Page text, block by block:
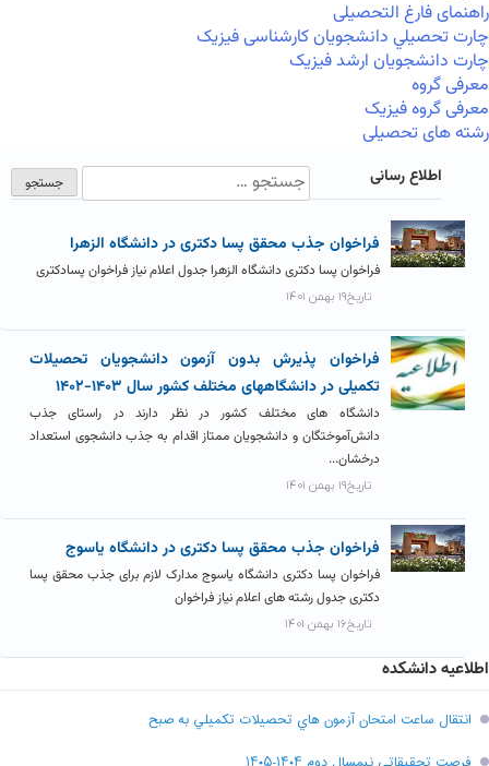
راهنمای فارغ التحصیلی
چارت تحصيلي دانشجویان کارشناسی فیزیک
چارت دانشجویان ارشد فیزیک
معرفی گروه
معرفی گروه فیزیک
رشته های تحصیلی
اطلاع رسانی
فراخوان جذب محقق پسا دکتری در دانشگاه الزهرا
فراخوان پسا دکتری دانشگاه الزهرا جدول اعلام نیاز فراخوان پسادکتری
تاریخ۱۹ بهمن ۱۴۰۱
فراخوان پذیرش بدون آزمون دانشجویان تحصیلات
تکمیلی در دانشگاههای مختلف کشور سال ۱۴۰۳-۱۴۰۲
دانشگاه های مختلف کشور در نظر دارند در راستای جذب
دانش‌آموختگان و دانشجویان ممتاز اقدام به جذب دانشجوی استعداد
درخشان...
تاریخ۱۹ بهمن ۱۴۰۱
فراخوان جذب محقق پسا دکتری در دانشگاه یاسوج
فراخوان پسا دکتری دانشگاه یاسوج مدارک لازم برای جذب محقق پسا
دکتری جدول رشته های اعلام نیاز فراخوان
تاریخ۱۶ بهمن ۱۴۰۱
اطلاعیه دانشکده
انتقال ساعت امتحان آزمون هاي تحصيلات تکميلي به صبح